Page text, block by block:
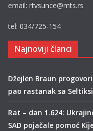
email: rtvsunce@mts.rs
tel: 034/725-154
Najnoviji članci
Džejlen Braun
pao rastanak sa
Rat – dan 1.624:
SAD pojačale pomoć